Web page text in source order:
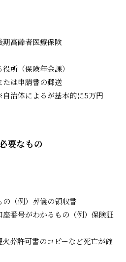
期高齢者医療保険
所（保険年金課）
たは申請書の郵送
治体によるが基本的に5万円
要なもの
の（例）葬儀の領収書
座番号がわかるもの（例）保険証
火葬許可書のコピーなど死亡が確